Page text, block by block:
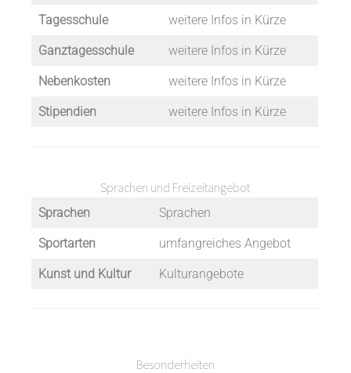
Tagesschule weitere Infos in Kürze
Ganztagesschule weitere Infos in Kürze
Nebenkosten weitere Infos in Kürze
Stipendien weitere Infos in Kürze
Sprachen und Freizeitangebot
Sprachen Sprachen
Sportarten umfangreiches Angebot
Kunst und Kultur Kulturangebote
Besonderheiten